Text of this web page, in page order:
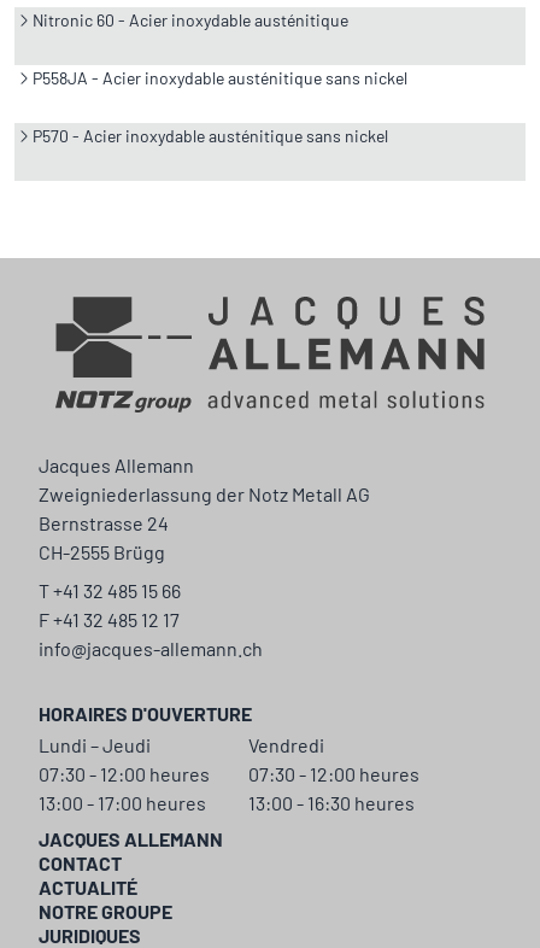
Nitronic 60 - Acier inoxydable austénitique
P558JA - Acier inoxydable austénitique sans nickel
P570 - Acier inoxydable austénitique sans nickel
Jacques Allemann
Zweigniederlassung der Notz Metall AG
Bernstrasse 24
CH-2555 Brügg
T +41 32 485 15 66
F +41 32 485 12 17
info@jacques-allemann.ch
HORAIRES D'OUVERTURE
Lundi – Jeudi
07:30 - 12:00 heures
13:00 - 17:00 heures
Vendredi
07:30 - 12:00 heures
13:00 - 16:30 heures
JACQUES ALLEMANN
CONTACT
ACTUALITÉ
NOTRE GROUPE
JURIDIQUES